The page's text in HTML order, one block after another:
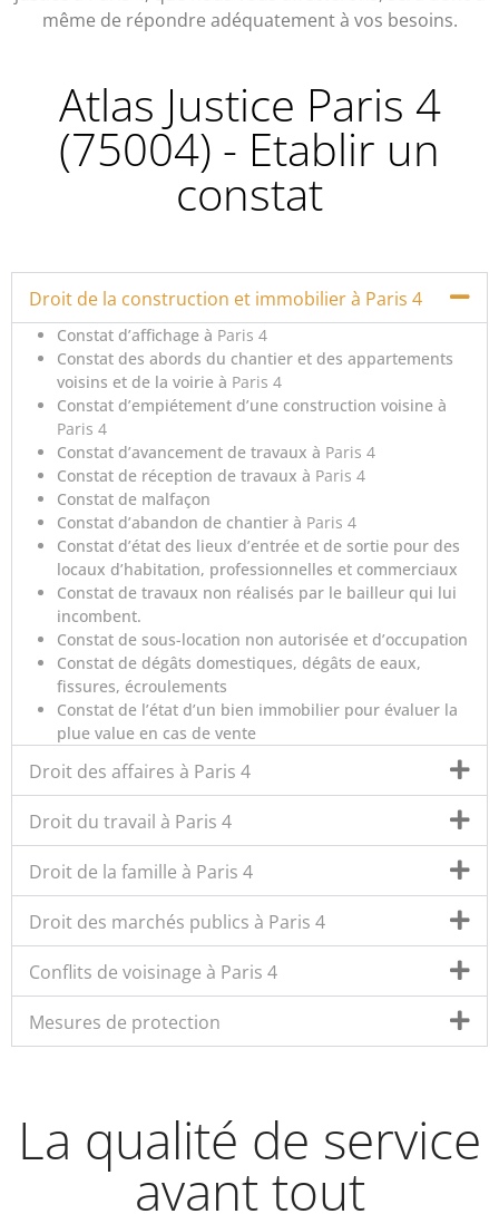
même de répondre adéquatement à vos besoins.
Atlas Justice Paris 4
(75004) - Etablir un
constat
Droit de la construction et immobilier à Paris 4
Constat d’affichage à Paris 4
Constat des abords du chantier et des appartements
voisins et de la voirie à Paris 4
Constat d’empiétement d’une construction voisine à
Paris 4
Constat d’avancement de travaux à Paris 4
Constat de réception de travaux à Paris 4
Constat de malfaçon
Constat d’abandon de chantier à Paris 4
Constat d’état des lieux d’entrée et de sortie pour des
locaux d’habitation, professionnelles et commerciaux
Constat de travaux non réalisés par le bailleur qui lui
incombent.
Constat de sous-location non autorisée et d’occupation
Constat de dégâts domestiques, dégâts de eaux,
fissures, écroulements
Constat de l’état d’un bien immobilier pour évaluer la
plue value en cas de vente
Droit des affaires à Paris 4
Droit du travail à Paris 4
Droit de la famille à Paris 4
Droit des marchés publics à Paris 4
Conflits de voisinage à Paris 4
Mesures de protection
La qualité de service
avant tout